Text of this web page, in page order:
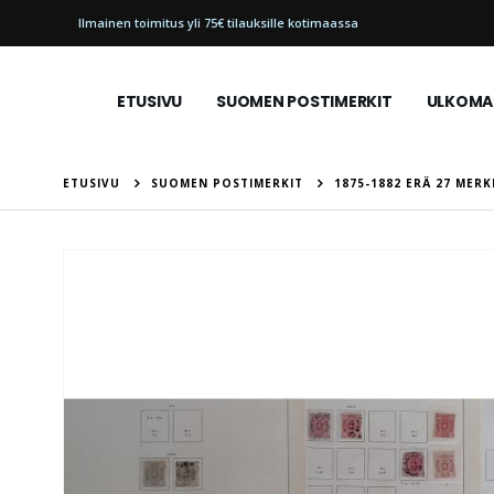
Ilmainen toimitus yli 75€ tilauksille kotimaassa
ETUSIVU SUOMEN POSTIMERKIT
ETUSIVU SUOMEN POSTIMERKIT 1875-1882 ERÄ 27
the